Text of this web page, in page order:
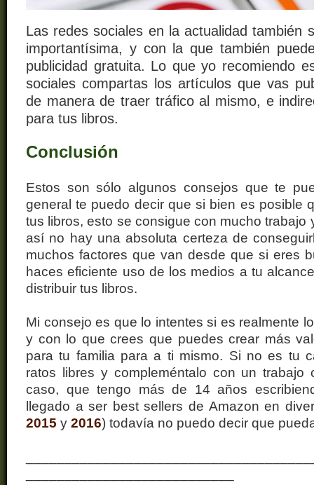
Las redes sociales en la actualidad también
importantísima, y con la que también
publicidad gratuita. Lo que yo recomiendo
sociales compartas los artículos que vas
de manera de traer tráfico al mismo, e
para tus libros.
Conclusión
Estos son sólo algunos consejos que te
general te puedo decir que si bien es posible
tus libros, esto se consigue con mucho trabajo
así no hay una absoluta certeza de
muchos factores que van desde que si eres
haces eficiente uso de los medios a tu
distribuir tus libros.
Mi consejo es que lo intentes si es realmente
y con lo que crees que puedes crear más
para tu familia para a ti mismo. Si no es tu
ratos libres y compleméntalo con un trabajo
caso, que tengo más de 14 años
llegado a ser best sellers de Amazon en
2015 y 2016) todavía no puedo decir que